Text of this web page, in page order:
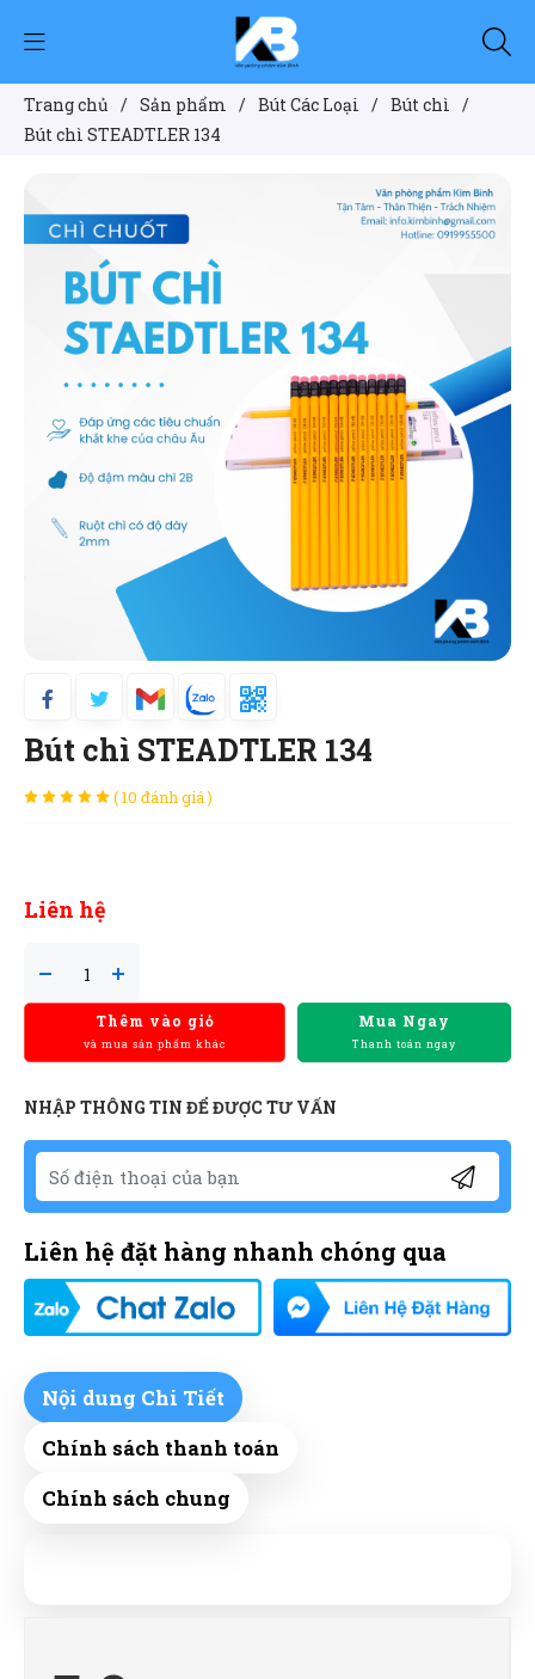
Trang chủ / Sản phẩm / Bút Các Loại / Bút chì /
Bút chì STEADTLER 134
Bút chì STEADTLER 134
( 10 đánh giá )
Liên hệ
Thêm vào giỏ
và mua sản phẩm khác
Mua Ngay
Thanh toán ngay
NHẬP THÔNG TIN ĐỂ ĐƯỢC TƯ VẤN
Liên hệ đặt hàng nhanh chóng qua
Nội dung Chi Tiết
Chính sách thanh toán
Chính sách chung